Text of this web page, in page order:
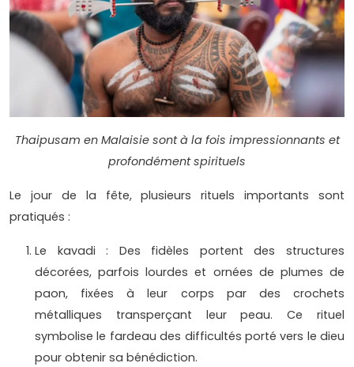
Thaipusam en Malaisie sont à la fois impressionnants et
profondément spirituels
Le jour de la fête, plusieurs rituels importants sont
pratiqués :
Le kavadi : Des fidèles portent des structures
décorées, parfois lourdes et ornées de plumes de
paon, fixées à leur corps par des crochets
métalliques transperçant leur peau. Ce rituel
symbolise le fardeau des difficultés porté vers le dieu
pour obtenir sa bénédiction.